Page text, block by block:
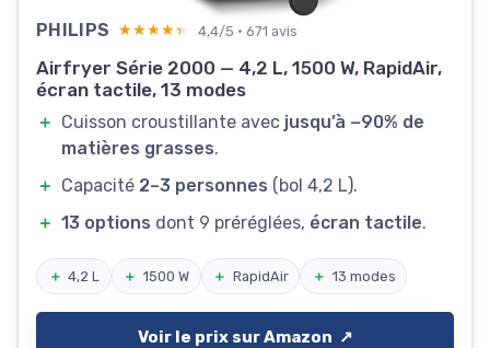
PHILIPS ★★★★★
★★★★★ 4,4/5 · 671 avis
Airfryer Série 2000 — 4,2 L, 1500 W, RapidAir,
écran tactile, 13 modes
＋ Cuisson croustillante avec jusqu’à −90% de
matières grasses.
＋ Capacité 2–3 personnes (bol 4,2 L).
＋ 13 options dont 9 préréglées, écran tactile.
＋ 4,2 L ＋ 1500 W ＋ RapidAir ＋ 13 modes
Voir le prix sur Amazon ↗️